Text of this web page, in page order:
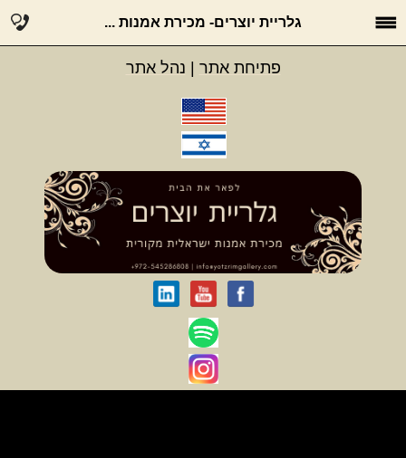
גלריית יוצרים- מכירת אמנות ...
פתיחת אתר נהל אתר